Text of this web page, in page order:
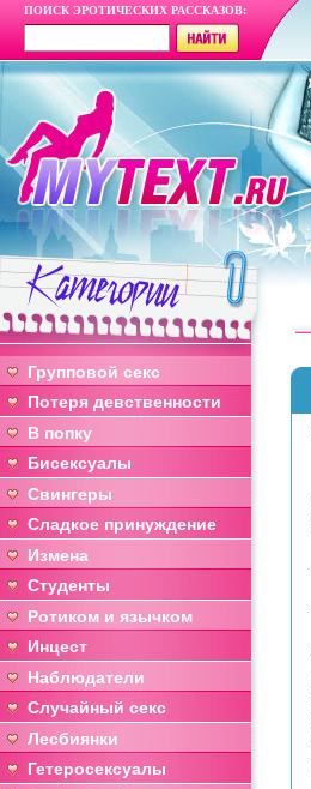
ПОИСК ЭРОТИЧЕСКИХ РАССКАЗОВ:
Групповой секс
Потеря девственности
В попку
Бисексуалы
Свингеры
Сладкое принуждение
Измена
Студенты
Ротиком и язычком
Инцест
Наблюдатели
Случайный секс
Лесбиянки
Гетеросексуалы